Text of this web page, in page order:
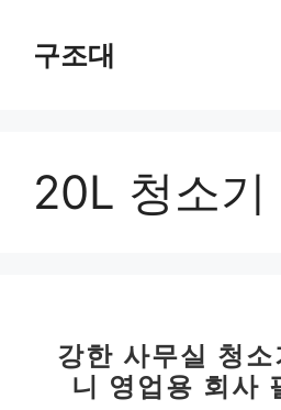
구조대
20L 청소기
강한 사무실 청
니 영업용 회사